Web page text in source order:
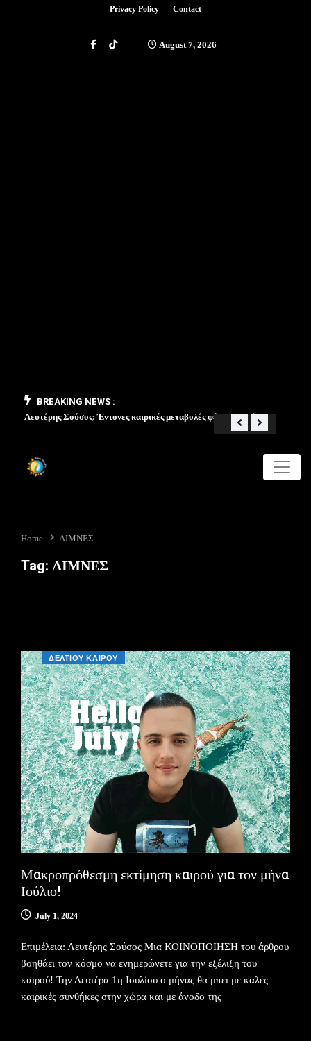
Privacy Policy Contact
August 7, 2026
BREAKING NEWS :
Λευτέρης Σούσος: Έντονες καιρικές μεταβολές φέρνει ο Μάιος
Home ΛΙΜΝΕΣ
Tag: ΛΙΜΝΕΣ
ΔΕΛΤΙΟΥ ΚΑΙΡΟΥ
Μακροπρόθεσμη εκτίμηση καιρού για τον μήνα
Ιούλιο!
July 1, 2024
Επιμέλεια: Λευτέρης Σούσος Μια ΚΟΙΝΟΠΟΙΗΣΗ του άρθρου
βοηθάει τον κόσμο να ενημερώνετε για την εξέλιξη του
καιρού! Την Δευτέρα 1η Ιουλίου ο μήνας θα μπει με καλές
καιρικές συνθήκες στην χώρα και με άνοδο της